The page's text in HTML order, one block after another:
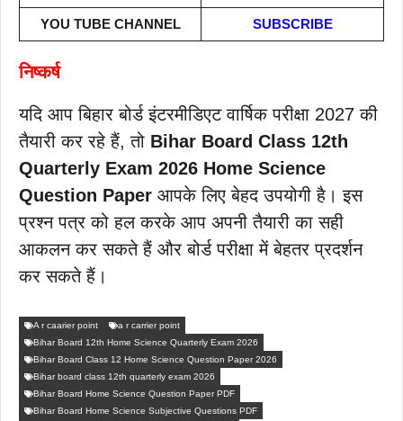
YOU TUBE CHANNEL SUBSCRIBE
निष्कर्ष
यदि आप बिहार बोर्ड इंटरमीडिएट वार्षिक परीक्षा 2027 की
तैयारी कर रहे हैं, तो Bihar Board Class 12th
Quarterly Exam 2026 Home Science
Question Paper आपके लिए बेहद उपयोगी है। इस
प्रश्न पत्र को हल करके आप अपनी तैयारी का सही
आकलन कर सकते हैं और बोर्ड परीक्षा में बेहतर प्रदर्शन
कर सकते हैं।
A r caarier point
a r carrier point
Bihar Board 12th Home Science Quarterly Exam 2026
Bihar Board Class 12 Home Science Question Paper 2026
Bihar board class 12th quarterly exam 2026
Bihar Board Home Science Question Paper PDF
Bihar Board Home Science Subjective Questions PDF